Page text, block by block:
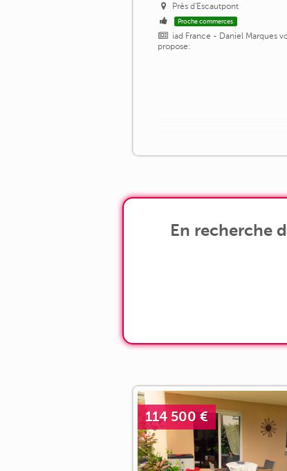
Près d'Escautpont
Proche commerces
iad France - Daniel Marques
propose:
En recherche
114 500 €